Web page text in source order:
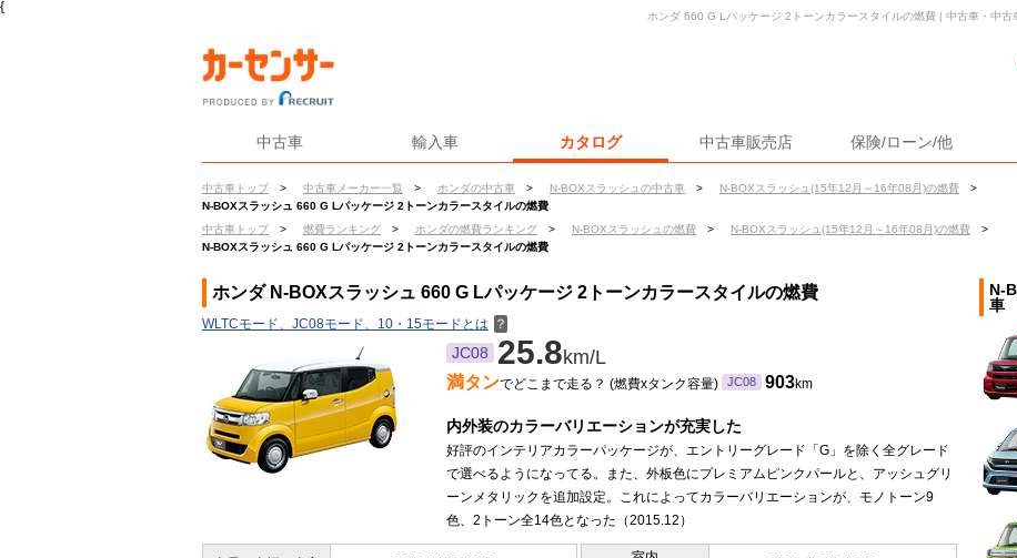
{
中古車 輸入車 カタログ 中古車販売店 保険/ローン/他
中古車トップ > 中古車メーカー一覧 > ホンダの中古車 > N-BOXスラッシュの中古車 > N-BOXスラッシュ(15年12月～16年08月)の燃費
>
N-BOXスラッシュ 660 G Lパッケージ 2トーンカラースタイルの燃費
中古車トップ
> 燃費ランキング > ホンダの燃費ランキング > N-BOXスラッシュの燃費 > N-BOXスラッシュ(15年12月～16年08月)の燃費
>
N-BOXスラッシュ 660 G Lパッケージ 2トーンカラースタイルの燃費
ホンダ 660 G Lパッケージ 2トーンカラースタイルの燃費 | 中古車・中古
ホンダ N-BOXスラッシュ 660 G Lパッケージ 2トーンカラースタイルの燃費
WLTCモード、JC08モード、10・15モードとは ？
JC08 25.8km/L
満タンでどこまで走る？ (燃費xタンク容量) JC08 903km
内外装のカラーバリエーションが充実した
好評のインテリアカラーパッケージが、エントリーグレード「G」を除く全グレード
で選べるようになってる。また、外板色にプレミアムピンクパールと、アッシュグリ
ーンメタリックを追加設定。これによってカラーバリエーションが、モノトーン9
色、2トーン全14色となった（2015.12）
N-
車